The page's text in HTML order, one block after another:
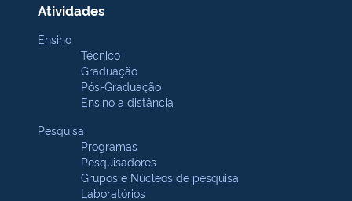
Atividades
Ensino
Técnico
Graduação
Pós-Graduação
Ensino a distância
Pesquisa
Programas
Pesquisadores
Grupos e Núcleos de pesquisa
Laboratórios